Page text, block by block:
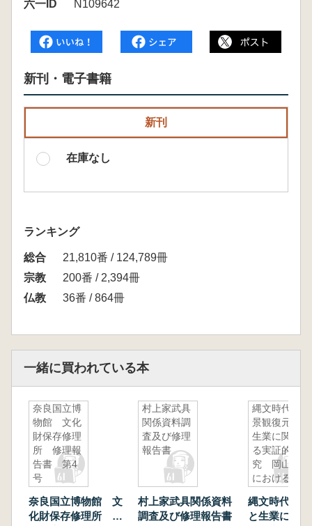
六一ID
N109642
新刊・電子書籍
新刊
在庫なし
ランキング
総合
21,810番 / 124,789冊
宗教
200番 / 2,394冊
仏教
36番 / 864冊
一緒に買われている本
奈良国立博
物館 文化
財保存修理
所 修理報
告書 第4
号
奈良国立博物館 文
化財保存修理所 修
村上家武具
関係資料調
査及び修理
報告書
村上家武具関係資料
調査及び修理報告書
縄文時代の
景観復元と
生業に関す
る実証的研
究 岡山県
における石
体(種子)の
集成
縄文時代の
と生業に関